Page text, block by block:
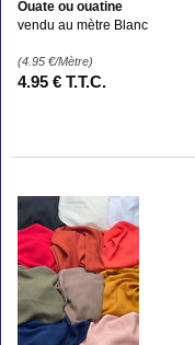
Ouate ou ouatine
vendu au mètre Blanc
(4.95 €/Mètre)
4.95 € T.T.C.